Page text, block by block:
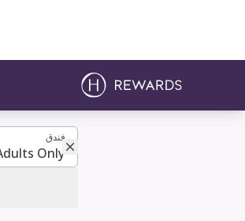
فندقفندق